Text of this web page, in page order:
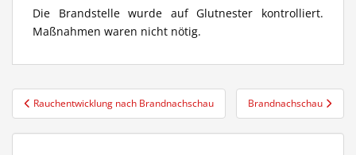
Die Brandstelle wurde auf Glutnester kontrolliert.
Maßnahmen waren nicht nötig.
Beitragsnavigation
Rauchentwicklung nach Brandnachschau Brandnachschau